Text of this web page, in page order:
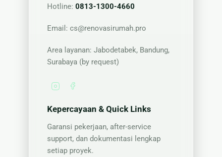
Hotline:0813-1300-4660
Email:cs@renovasirumah.pro
Area layanan: Jabodetabek, Bandung,
Surabaya (by request)
Kepercayaan & Quick Links
Garansi pekerjaan, after-service
support, dan dokumentasi lengkap
setiap proyek.